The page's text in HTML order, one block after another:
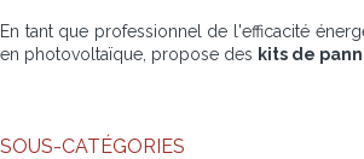
En tant que professionnel de l'efficacité
en photovoltaïque, propose des kits de
SOUS-CATÉGORIES